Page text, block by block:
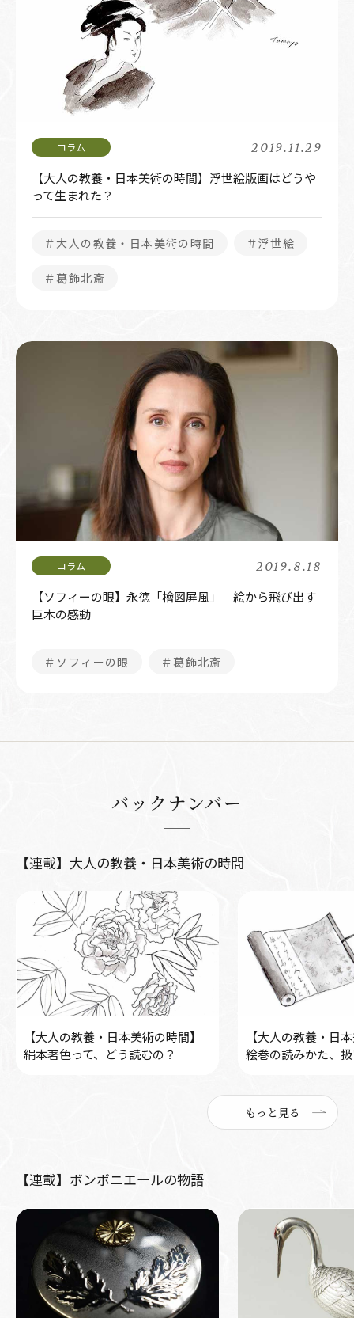
2019.11.29
【大人の教養・日本美術の時間】浮世絵版画はどうや
って生まれた？
＃大人の教養・日本美術の時間 ＃浮世絵
＃葛飾北斎
2019.8.18
【ソフィーの眼】永徳「檜図屏風」 絵から飛び出す
巨木の感動
＃ソフィーの眼 ＃葛飾北斎
バックナンバー
【連載】大人の教養・日本美術の時間
【大人の教養・日本美術の時間】
絹本著色って、どう読むの？
【大人の教養・日
絵巻の読みかた、
もっと見る
【連載】ボンボニエールの物語